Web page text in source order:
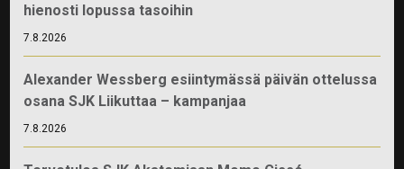
hienosti lopussa tasoihin
7.8.2026
Alexander Wessberg esiintymässä päivän ottelussa
osana SJK Liikuttaa – kampanjaa
7.8.2026